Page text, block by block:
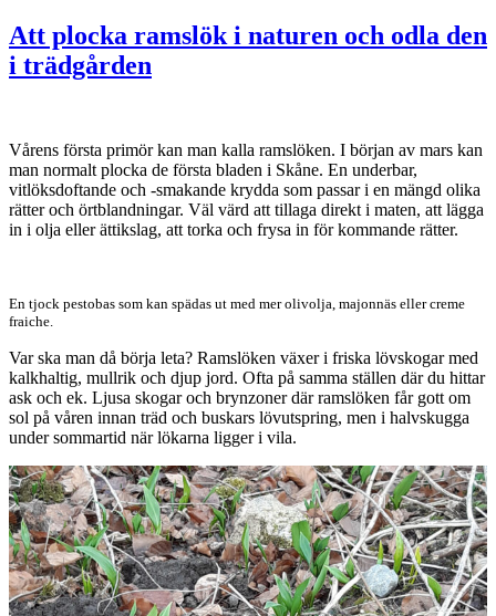
dina
kryddväxter
Att plocka ramslök i naturen och odla den
i trädgården
Vårens första primör kan man kalla ramslöken. I början av mars kan
man normalt plocka de första bladen i Skåne. En underbar,
vitlöksdoftande och -smakande krydda som passar i en mängd olika
rätter och örtblandningar. Väl värd att tillaga direkt i maten, att lägga
in i olja eller ättikslag, att torka och frysa in för kommande rätter.
En tjock pestobas som kan spädas ut med mer olivolja, majonnäs eller creme
fraiche.
Var ska man då börja leta? Ramslöken växer i friska lövskogar med
kalkhaltig, mullrik och djup jord. Ofta på samma ställen där du hittar
ask och ek. Ljusa skogar och brynzoner där ramslöken får gott om
sol på våren innan träd och buskars lövutspring, men i halvskugga
under sommartid när lökarna ligger i vila.